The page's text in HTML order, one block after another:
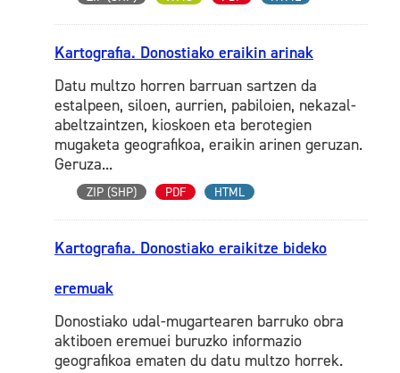
Kartografia. Donostiako eraikin arinak
Datu multzo horren barruan sartzen da
estalpeen, siloen, aurrien, pabiloien, nekazal-
abeltzaintzen, kioskoen eta berotegien
mugaketa geografikoa, eraikin arinen geruzan.
Geruza...
ZIP (SHP) PDF HTML
Kartografia. Donostiako eraikitze bideko
eremuak
Donostiako udal-mugartearen barruko obra
aktiboen eremuei buruzko informazio
geografikoa ematen du datu multzo horrek.